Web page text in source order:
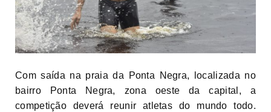
Com saída na praia da Ponta Negra, localizada no
bairro Ponta Negra, zona oeste da capital, a
competição deverá reunir atletas do mundo todo.